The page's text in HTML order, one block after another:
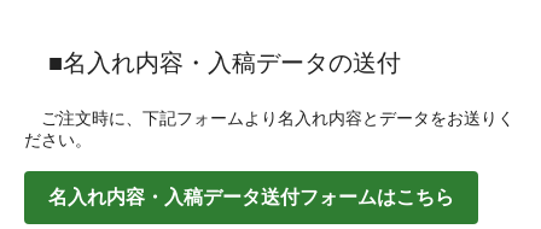
■名入れ内容・入稿データの送付
ご注文時に、下記フォームより名入れ内容とデータをお送りく
ださい。
名入れ内容・入稿データ送付フォームはこちら